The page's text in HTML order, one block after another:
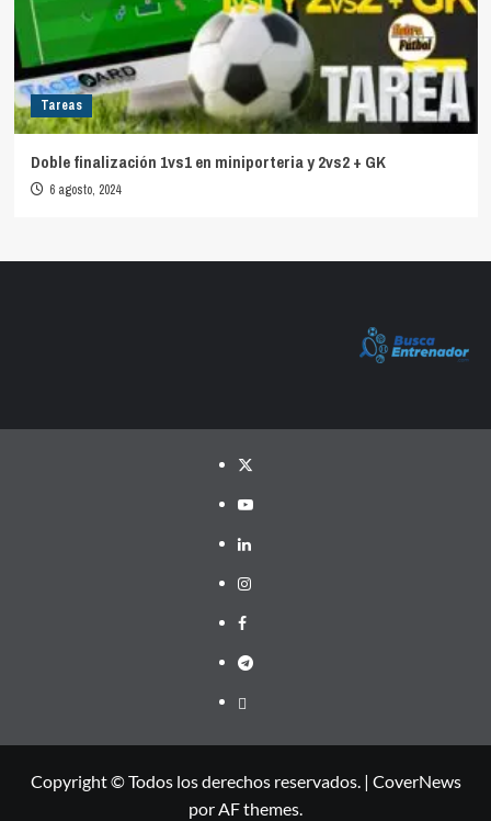
Tareas
Doble finalización 1vs1 en miniporteria y 2vs2 + GK
6 agosto, 2024
Twitter
YouTube
LinkedIn
Instagram
Facebook
Telegram
PayPal
Copyright © Todos los derechos reservados. | CoverNews
por AF themes.